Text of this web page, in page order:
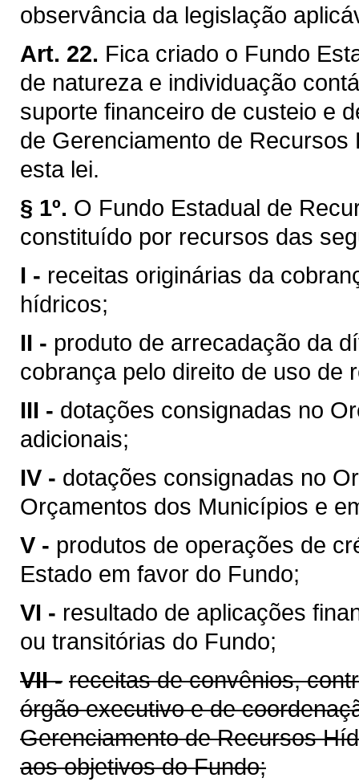
observância da legislação
Art. 22. Fica criado o Fundo
de natureza e individuação
suporte financeiro de custeio e
de Gerenciamento de
esta lei.
§ 1º. O Fundo Estadual de
constituído por recursos das
I - receitas originárias da
hídricos;
II - produto de arrecadação da
cobrança pelo direito de uso de
III - dotações consignadas no
adicionais;
IV - dotações consignadas no
Orçamentos dos Municípios e
V - produtos de operações de
Estado em favor do Fundo;
VI - resultado de aplicações
ou transitórias do Fundo;
VII - receitas de convênios,
órgão executivo e de
Gerenciamento de Recursos
aos objetivos do Fundo;